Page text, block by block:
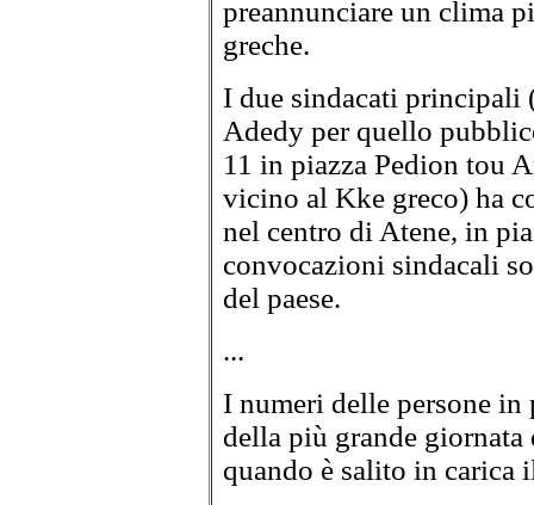
preannunciare un clima
greche.
I due sindacati principali
Adedy per quello
11 in piazza Pedion tou
vicino al Kke greco) ha
nel centro di Atene, in
convocazioni sindacali
del paese.
...
I numeri delle persone in
della più grande
quando è salito in carica